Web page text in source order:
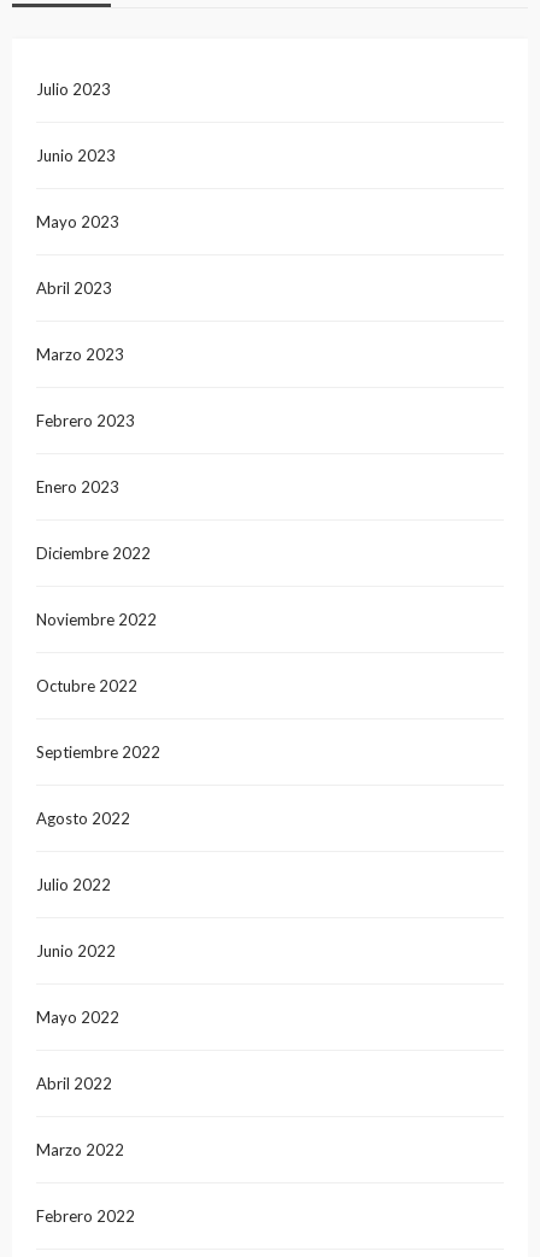
Julio 2023
Junio 2023
Mayo 2023
Abril 2023
Marzo 2023
Febrero 2023
Enero 2023
Diciembre 2022
Noviembre 2022
Octubre 2022
Septiembre 2022
Agosto 2022
Julio 2022
Junio 2022
Mayo 2022
Abril 2022
Marzo 2022
Febrero 2022